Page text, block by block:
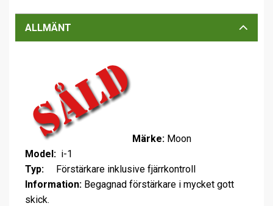
ALLMÄNT
Märke: Moon
Model: i-1
Typ: Förstärkare inklusive fjärrkontroll
Information: Begagnad förstärkare i mycket gott
skick.